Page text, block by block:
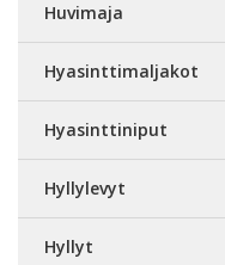
Huvimaja
Hyasinttimaljakot
Hyasinttiniput
Hyllylevyt
Hyllyt